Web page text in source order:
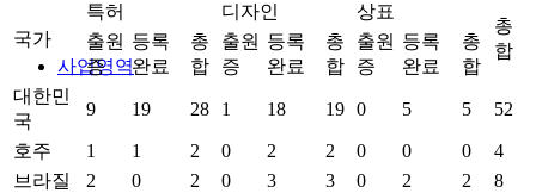
사업영역
국가
특허 디자인 상표
총
합
출원
증
등록
완료
총
합
출원
증
등록
완료
총
합
출원
증
등록
완료
총
합
대한민
국
9 19 28 1 18 19 0 5 5 52
호주 1 1 2 0 2 2 0 0 0
4
브라질
2 0 2 0 3 3 0 2 2
8